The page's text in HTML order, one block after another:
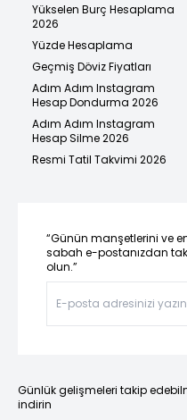
Yükselen Burç Hesaplama
2026
Yüzde Hesaplama
Geçmiş Döviz Fiyatları
Adım Adım Instagram
Hesap Dondurma 2026
Adım Adım Instagram
Hesap Silme 2026
Resmi Tatil Takvimi 2026
“Günün manşetlerini ve
sabah e-postanızdan
olun.”
Günlük gelişmeleri takip
indirin